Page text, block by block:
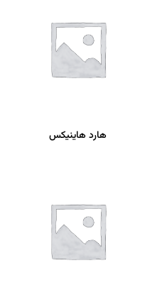
هارد هاینیکس